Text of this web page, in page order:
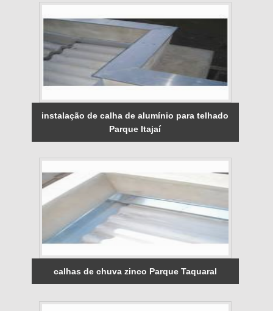
instalação de calha de alumínio para telhado
Parque Itajaí
calhas de chuva zinco Parque Taquaral